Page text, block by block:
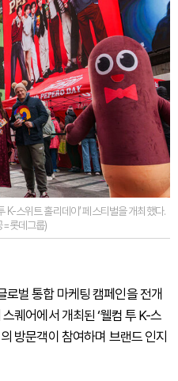
K-스위트 홀리데이’ 페스티벌을 개최했다.
=롯데그룹)
벌 통합 마케팅 캠페인을 전개
퀘어에서 개최된 ‘웰컴 투 K-스
방문객이 참여하며 브랜드 인지